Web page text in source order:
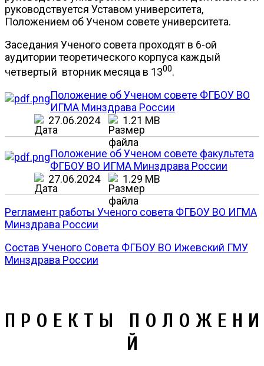
руководствуется Уставом университета,
Положением об Ученом cовете университета.
Заседания Ученого cовета проходят в 6-ой
аудитории теоретического корпуса каждый
четвертый вторник месяца в 1300.
Положение об Ученом совете ФГБОУ ВО
ИГМА Минздрава России
27.06.2024
1.21 MB
Положение об Ученом совете факультета
ФГБОУ ВО ИГМА Минздрава России
27.06.2024
1.29 MB
Регламент работы Ученого совета ФГБОУ ВО ИГМА
Минздрава России
Состав Ученого Совета ФГБОУ ВО Ижевский ГМУ
Минздрава России
П Р О Е К Т Ы П О Л О Ж Е Н И
Й